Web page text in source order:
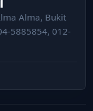
Alma, Bukit
5885854, 012-